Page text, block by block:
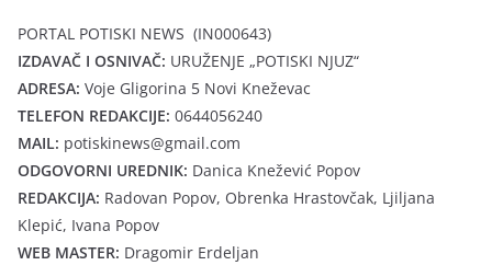
PORTAL POTISKI NEWS (IN000643)
IZDAVAČ I OSNIVAČ: URUŽENJE „POTISKI NJUZ“
ADRESA: Voje Gligorina 5 Novi Kneževac
TELEFON REDAKCIJE: 0644056240
MAIL: potiskinews@gmail.com
ODGOVORNI UREDNIK: Danica Knežević Popov
REDAKCIJA: Radovan Popov, Obrenka Hrastovčak, Ljiljana
Klepić, Ivana Popov
WEB MASTER: Dragomir Erdeljan